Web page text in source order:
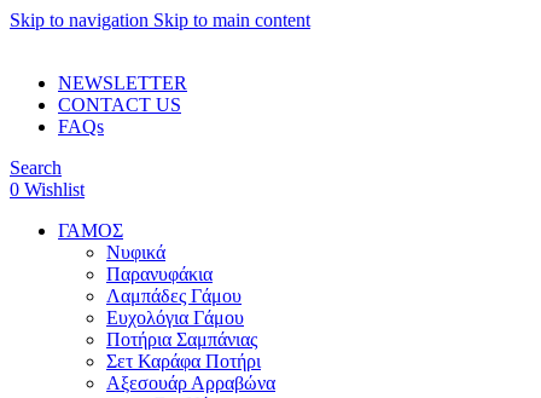
Skip to navigation Skip to main content
NEWSLETTER
CONTACT US
FAQs
Search
0 Wishlist
ΓΑΜΟΣ
Νυφικά
Παρανυφάκια
Λαμπάδες Γάμου
Ευχολόγια Γάμου
Ποτήρια Σαμπάνιας
Σετ Καράφα Ποτήρι
Αξεσουάρ Αρραβώνα